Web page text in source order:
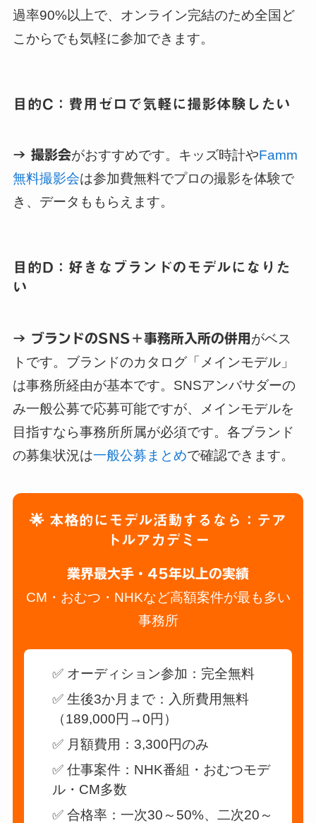
過率90%以上で、オンライン完結のため全国ど
こからでも気軽に参加できます。
目的C：費用ゼロで気軽に撮影体験したい
→ 撮影会がおすすめです。キッズ時計やFamm
無料撮影会は参加費無料でプロの撮影を体験で
き、データももらえます。
目的D：好きなブランドのモデルになりた
い
→ ブランドのSNS＋事務所入所の併用 がベス
トです。ブランドのカタログ「メインモデル」
は事務所経由が基本です。SNSアンバサダーの
み一般公募で応募可能ですが、メインモデルを
目指すなら事務所所属が必須です。各ブランド
の募集状況は一般公募まとめで確認できます。
🌟 本格的にモデル活動するなら：テア
トルアカデミー
業界最大手・45年以上の実績
CM・おむつ・NHKなど高額案件が最も多い
事務所
✅ オーディション参加：完全無料
✅ 生後3か月まで：入所費用無料
（189,000円→0円）
✅ 月額費用：3,300円のみ
✅ 仕事案件：NHK番組・おむつモデ
ル・CM多数
✅ 合格率：一次30～50%、二次20～